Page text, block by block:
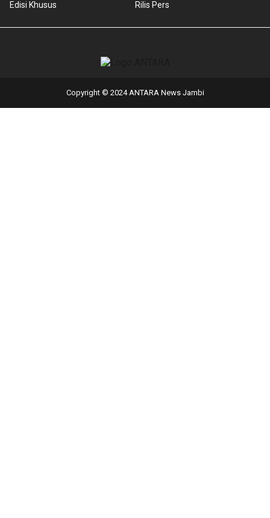
Edisi Khusus
Rilis Pers
Copyright © 2024 ANTARA News Jambi